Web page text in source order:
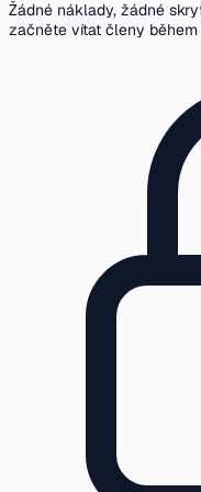
Žádné náklady, žádné
začněte vítat členy